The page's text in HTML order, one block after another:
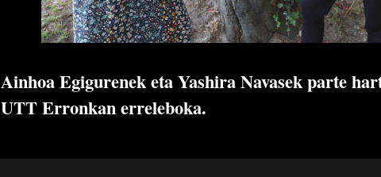
Ainhoa Egigurenek eta Yashira Navasek parte
UTT Erronkan erreleboka.